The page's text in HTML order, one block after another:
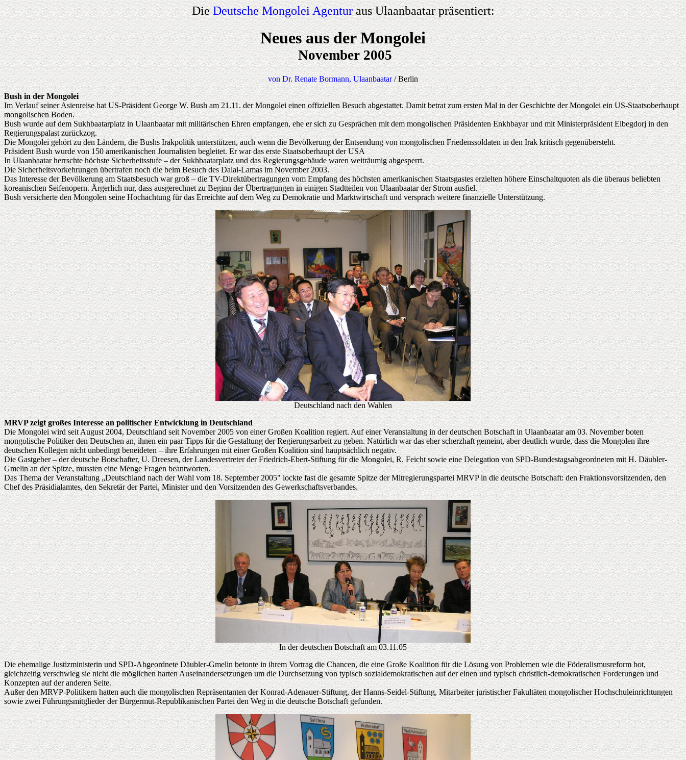
DieDeutsche Mongolei Agenturaus Ulaanbaatar präsentiert:
Neues aus der Mongolei
November 2005
von Dr. Renate Bormann, Ulaanbaatar/ Berlin
Bush in der Mongolei
Im Verlauf seiner Asienreise hat US-Präsident George W. Bush am 21.11. der Mongolei einen offiziellen Besuch abgestattet. Damit betrat zum ersten Mal in der Geschichte der Mongolei ein US-Staatsoberhaupt
mongolischen Boden.
Bush wurde auf dem Sukhbaatarplatz in Ulaanbaatar mit militärischen Ehren empfangen, ehe er sich zu Gesprächen mit dem mongolischen Präsidenten Enkhbayar und mit Ministerpräsident Elbegdorj in den
Regierungspalast zurückzog.
Die Mongolei gehört zu den Ländern, die Bushs Irakpolitik unterstützen, auch wenn die Bevölkerung der Entsendung von mongolischen Friedenssoldaten in den Irak kritisch gegenübersteht.
Präsident Bush wurde von 150 amerikanischen Journalisten begleitet. Er war das erste Staatsoberhaupt der USA
In Ulaanbaatar herrschte höchste Sicherheitsstufe – der Sukhbaatarplatz und das Regierungsgebäude waren weiträumig abgesperrt.
Die Sicherheitsvorkehrungen übertrafen noch die beim Besuch des Dalai-Lamas im November 2003.
Das Interesse der Bevölkerung am Staatsbesuch war groß – die TV-Direktübertragungen vom Empfang des höchsten amerikanischen Staatsgastes erzielten höhere Einschaltquoten als die überaus beliebten
koreanischen Seifenopern. Ärgerlich nur, dass ausgerechnet zu Beginn der Übertragungen in einigen Stadtteilen von Ulaanbaatar der Strom ausfiel.
Bush versicherte den Mongolen seine Hochachtung für das Erreichte auf dem Weg zu Demokratie und Marktwirtschaft und versprach weitere finanzielle Unterstützung.
Deutschland nach den Wahlen
MRVP zeigt großes Interesse an politischer Entwicklung in Deutschland
Die Mongolei wird seit August 2004, Deutschland seit November 2005 von einer Großen Koalition regiert. Auf einer Veranstaltung in der deutschen Botschaft in Ulaanbaatar am 03. November boten
mongolische Politiker den Deutschen an, ihnen ein paar Tipps für die Gestaltung der Regierungsarbeit zu geben. Natürlich war das eher scherzhaft gemeint, aber deutlich wurde, dass die Mongolen ihre
deutschen Kollegen nicht unbedingt beneideten – ihre Erfahrungen mit einer Großen Koalition sind hauptsächlich negativ.
Die Gastgeber – der deutsche Botschafter, U. Dreesen, der Landesvertreter der Friedrich-Ebert-Stiftung für die Mongolei, R. Feicht sowie eine Delegation von SPD-Bundestagsabgeordneten mit H. Däubler-
Gmelin an der Spitze, mussten eine Menge Fragen beantworten.
Das Thema der Veranstaltung „Deutschland nach der Wahl vom 18. September 2005" lockte fast die gesamte Spitze der Mitregierungspartei MRVP in die deutsche Botschaft: den Fraktionsvorsitzenden, den
Chef des Präsidialamtes, den Sekretär der Partei, Minister und den Vorsitzenden des Gewerkschaftsverbandes.
In der deutschen Botschaft am 03.11.05
Die ehemalige Justizministerin und SPD-Abgeordnete Däubler-Gmelin betonte in ihrem Vortrag die Chancen, die eine Große Koalition für die Lösung von Problemen wie die Föderalismusreform bot,
gleichzeitig verschwieg sie nicht die möglichen harten Auseinandersetzungen um die Durchsetzung von typisch sozialdemokratischen auf der einen und typisch christlich-demokratischen Forderungen und
Konzepten auf der anderen Seite.
Außer den MRVP-Politikern hatten auch die mongolischen Repräsentanten der Konrad-Adenauer-Stiftung, der Hanns-Seidel-Stiftung, Mitarbeiter juristischer Fakultäten mongolischer Hochschuleinrichtungen
sowie zwei Führungsmitglieder der Bürgermut-Republikanischen Partei den Weg in die deutsche Botschaft gefunden.